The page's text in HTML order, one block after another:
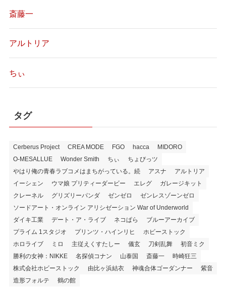
斎藤一
アルトリア
ちぃ
タグ
Cerberus Project CREA MODE FGO hacca
MIDORO
O-MESALLUE
Wonder Smith ちぃ
ちょびっツ
やはり俺の青春ラブコメはまちがっている。続
アスナ
アルトリア
イーシェン
ウマ娘 プリティーダービー エレグ
ガレージキット
クレーネル
グリズリーパンダ ゼンゼロ
ゼンレスゾーンゼロ
ソードアート・オンライン アリシゼーション War of Underworld
ダイキ工業
デート・ア・ライブ ネコぱら
ブルーアーカイブ
プライム 1スタジオ
プリンツ・ハインリヒ
ホビーストック
ホロライブ
ミロ 主従えくすたしー 儀玄 刀剣乱舞
初音ミク
勝利の女神：NIKKE
名探偵コナン 山泰国 斎藤一
時崎狂三
株式会社ホビーストック
由比ヶ浜結衣 神魂合体ゴーダンナー
紫音
造形フォルテ
鶴の館